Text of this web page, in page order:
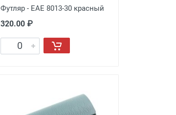
Футляр - EAE 8013-30 красный
320.00 ₽